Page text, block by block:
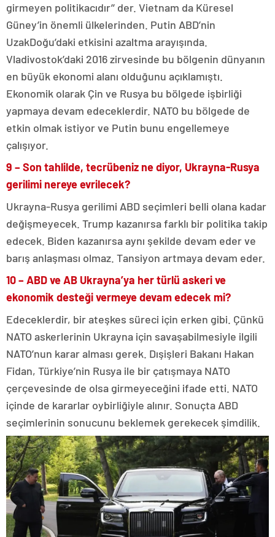
girmeyen politikacıdır’’ der. Vietnam da Küresel
Güney’in önemli ülkelerinden. Putin ABD’nin
UzakDoğu’daki etkisini azaltma arayışında.
Vladivostok’daki 2016 zirvesinde bu bölgenin dünyanın
en büyük ekonomi alanı olduğunu açıklamıştı.
Ekonomik olarak Çin ve Rusya bu bölgede işbirliği
yapmaya devam edeceklerdir. NATO bu bölgede de
etkin olmak istiyor ve Putin bunu engellemeye
çalışıyor.
9 – Son tahlilde, tecrübeniz ne diyor, Ukrayna-Rusya
gerilimi nereye evrilecek?
Ukrayna-Rusya gerilimi ABD seçimleri belli olana kadar
değişmeyecek. Trump kazanırsa farklı bir politika takip
edecek. Biden kazanırsa aynı şekilde devam eder ve
barış anlaşması olmaz. Tansiyon artmaya devam eder.
10 – ABD ve AB Ukrayna’ya her türlü askeri ve
ekonomik desteği vermeye devam edecek mi?
Edeceklerdir, bir ateşkes süreci için erken gibi. Çünkü
NATO askerlerinin Ukrayna için savaşabilmesiyle ilgili
NATO’nun karar alması gerek. Dışişleri Bakanı Hakan
Fidan, Türkiye’nin Rusya ile bir çatışmaya NATO
çerçevesinde de olsa girmeyeceğini ifade etti. NATO
içinde de kararlar oybirliğiyle alınır. Sonuçta ABD
seçimlerinin sonucunu beklemek gerekecek şimdilik.